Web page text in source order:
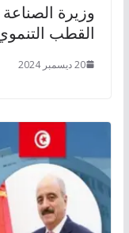
وزيرة
القطب
20 ديسمبر 2024